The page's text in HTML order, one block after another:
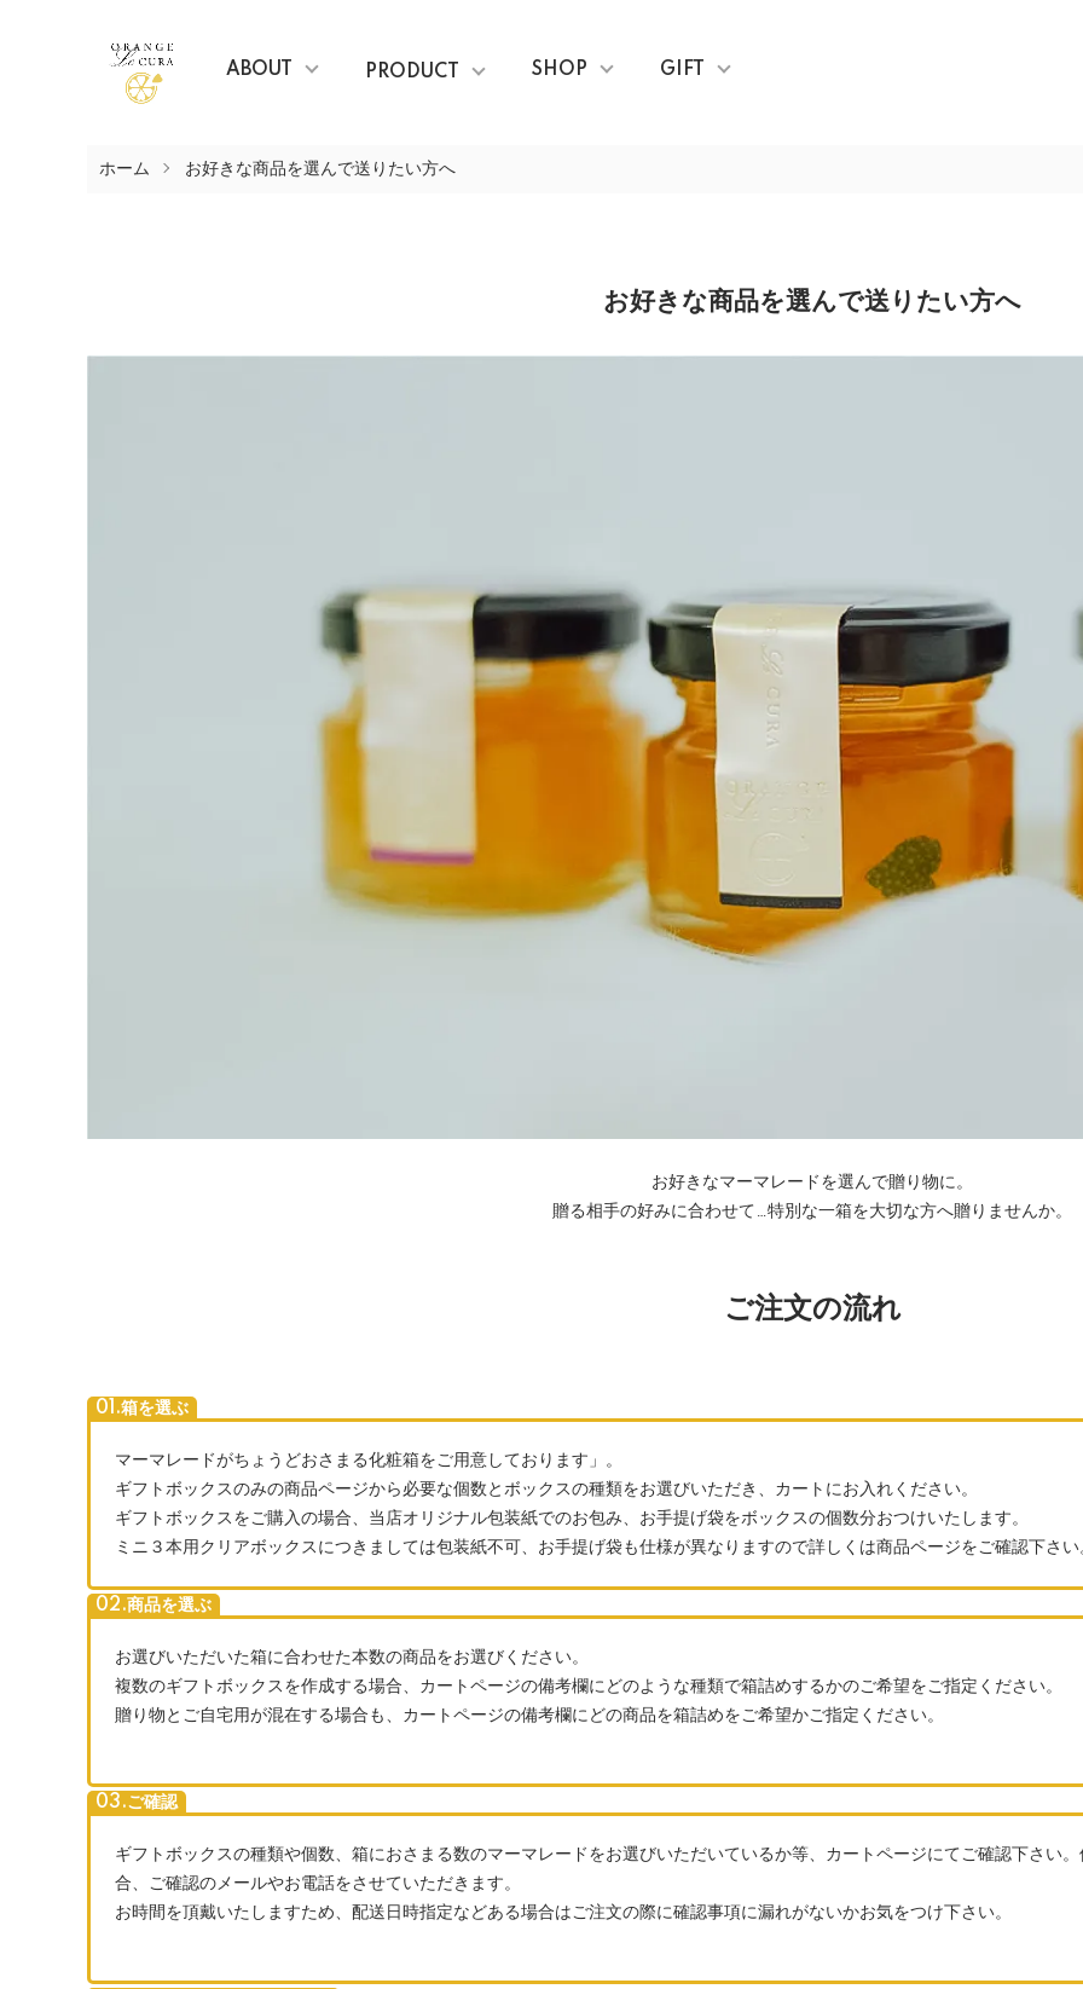
ABOUT PRODUCT SHOP GIFT
ホーム お好きな商品を選んで送りたい方へ
お好きな商品を選んで送りたい方へ
お好きなマーマレードを選んで贈り物に。
贈る相手の好みに合わせて…特別な一箱を大切な方へ贈りませんか。
ご注文の流れ
01.箱を選ぶ
マーマレードがちょうどおさまる化粧箱をご用意しております」。
ギフトボックスのみの商品ページから必要な個数とボックスの種類をお選びいただき、カートにお入れください。
ギフトボックスをご購入の場合、当店オリジナル包装紙でのお包み、お手提げ袋をボックスの個数分おつけいたします。
ミニ３本用クリアボックスにつきましては包装紙不可、お手提げ袋も仕様が異なりますので詳しくは商品ページをご確認下さ
02.商品を選ぶ
お選びいただいた箱に合わせた本数の商品をお選びください。
複数のギフトボックスを作成する場合、カートページの備考欄にどのような種類で箱詰めするかのご希望をご指定ください。
贈り物とご自宅用が混在する場合も、カートページの備考欄にどの商品を箱詰めをご希望かご指定ください。
03.ご確認
ギフトボックスの種類や個数、箱におさまる数のマーマレードをお選びいただいているか等、カートページにてご確認下さい
合、ご確認のメールやお電話をさせていただきます。
お時間を頂戴いたしますため、配送日時指定などある場合はご注文の際に確認事項に漏れがないかお気をつけ下さい。